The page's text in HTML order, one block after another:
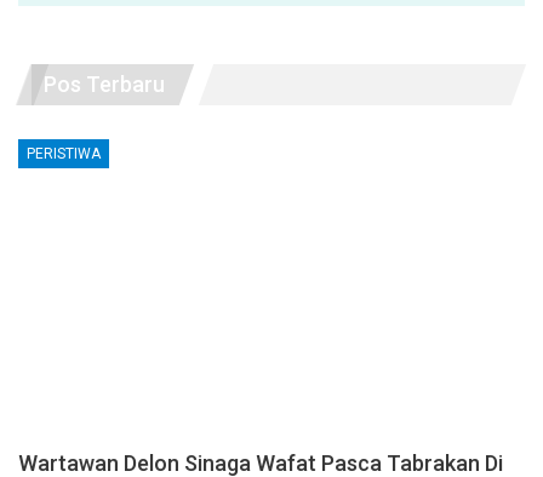
Pos Terbaru
PERISTIWA
Wartawan Delon Sinaga Wafat Pasca Tabrakan Di